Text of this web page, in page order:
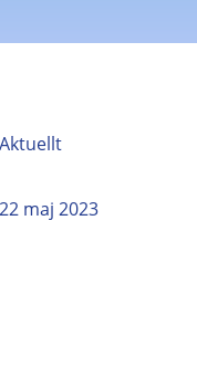
Aktuellt
22 maj 2023